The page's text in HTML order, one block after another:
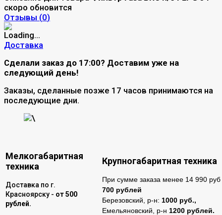
скоро обновится
Отзывы (0)
Доставка
Сделали заказ до 17:00? Доставим уже на
следующий день!
Заказы, сделанные позже 17 часов принимаются на
последующие дни.
\
Мелкогабаритная
техника
Крупногабаритная техника
Доставка по г.
Красноярску - от 500
рублей.
При сумме заказа менее 14 990 руб
700 рублей
Березовский, р-н: 1000 руб.,
Емельяновский, р-н 1200 рублей.